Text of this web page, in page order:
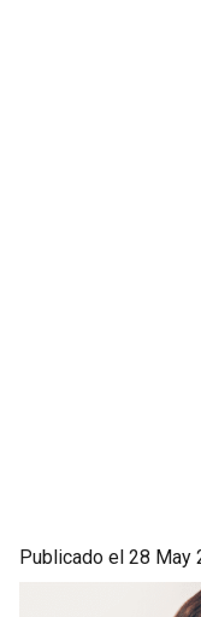
Publicado el 28 May